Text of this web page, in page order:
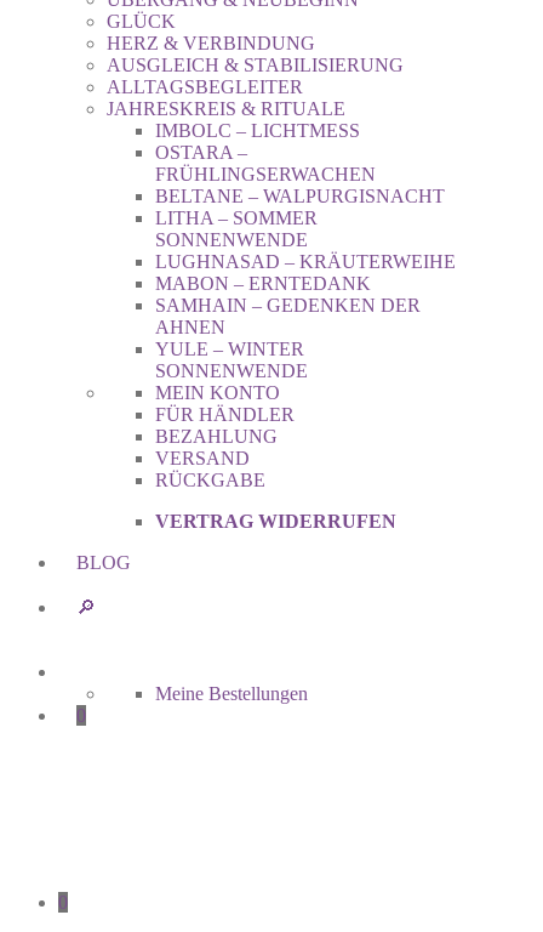
GLÜCK
HERZ & VERBINDUNG
AUSGLEICH & STABILISIERUNG
ALLTAGSBEGLEITER
JAHRESKREIS & RITUALE
IMBOLC – LICHTMESS
OSTARA –
FRÜHLINGSERWACHEN
BELTANE – WALPURGISNACHT
LITHA – SOMMER
SONNENWENDE
LUGHNASAD – KRÄUTERWEIHE
MABON – ERNTEDANK
SAMHAIN – GEDENKEN DER
AHNEN
YULE – WINTER
SONNENWENDE
MEIN KONTO
FÜR HÄNDLER
BEZAHLUNG
VERSAND
RÜCKGABE
VERTRAG WIDERRUFEN
BLOG
🔎︎
Meine Bestellungen
0
0